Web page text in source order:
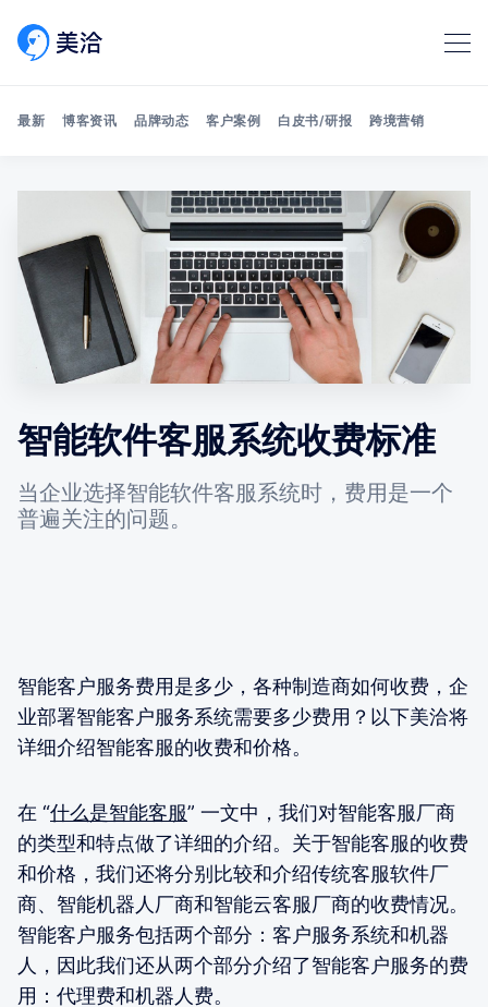
Search 美洽博客
最新 博客资讯 品牌动态 客户案例 白皮书/研报 跨境营销
智能软件客服系统收费标准
当企业选择智能软件客服系统时，费用是一个
普遍关注的问题。
智能客户服务费用是多少，各种制造商如何收费，企
业部署智能客户服务系统需要多少费用？以下美洽将
详细介绍智能客服的收费和价格。
在 “什么是智能客服” 一文中，我们对智能客服厂商
的类型和特点做了详细的介绍。关于智能客服的收费
和价格，我们还将分别比较和介绍传统客服软件厂
商、智能机器人厂商和智能云客服厂商的收费情况。
智能客户服务包括两个部分：客户服务系统和机器
人，因此我们还从两个部分介绍了智能客户服务的费
用：代理费和机器人费。